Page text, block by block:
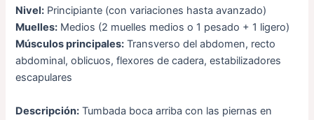
Nivel: Principiante (con variaciones hasta avanzado)
Muelles: Medios (2 muelles medios o 1 pesado + 1 ligero)
Músculos principales: Transverso del abdomen, recto
abdominal, oblicuos, flexores de cadera, estabilizadores
escapulares
Descripción: Tumbada boca arriba con las piernas en